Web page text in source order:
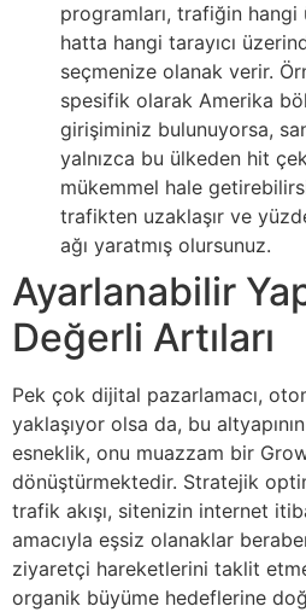
programları, trafiğin hangi
hatta hangi tarayıcı
seçmenize olanak verir.
spesifik olarak Amerika
girişiminiz bulunuyorsa,
yalnızca bu ülkeden hit
mükemmel hale
trafikten uzaklaşır ve
ağı yaratmış olursunuz.
Ayarlanabilir
Değerli Artıları
Pek çok dijital pazarlamacı,
yaklaşıyor olsa da, bu
esneklik, onu muazzam bir
dönüştürmektedir. Stratejik
trafik akışı, sitenizin internet
amacıyla eşsiz olanaklar
ziyaretçi hareketlerini taklit
organik büyüme hedeflerine